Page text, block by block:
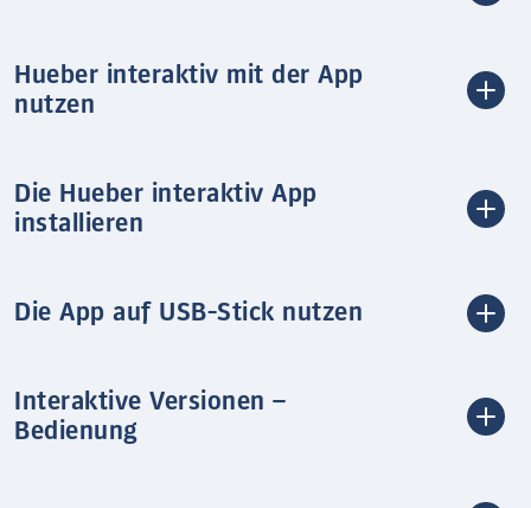
Hueber interaktiv mit der App
nutzen
Die Hueber interaktiv App
installieren
Die App auf USB-Stick nutzen
Interaktive Versionen –
Bedienung